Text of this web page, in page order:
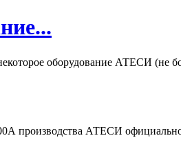
оборудование АТЕСИ (не
производства АТЕСИ официально